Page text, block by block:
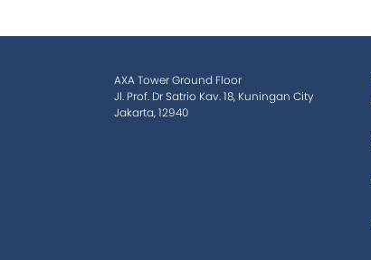
AXA Tower Ground Floor
Jl. Prof. Dr Satrio Kav. 18, Kuningan City
Jakarta, 12940